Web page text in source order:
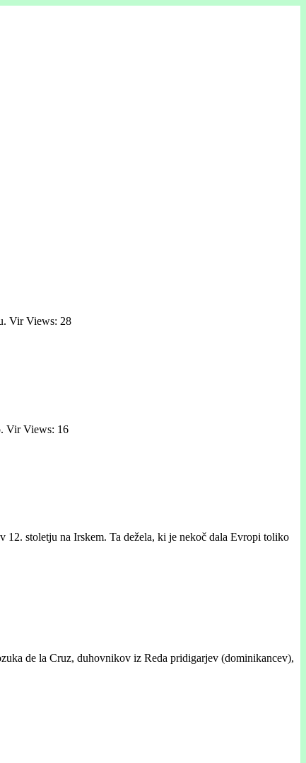
Vir Views: 28
Vir Views: 16
stoletju na Irskem. Ta dežela, ki je nekoč dala Evropi toliko
de la Cruz, duhovnikov iz Reda pridigarjev (dominikancev),